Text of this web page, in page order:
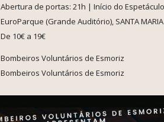
Abertura de portas: 21h | Início do
EuroParque (Grande Auditório), SANTA MARIA
De 10€ a 19€
Bombeiros Voluntários de Esmoriz
Bombeiros Voluntários de Esmoriz